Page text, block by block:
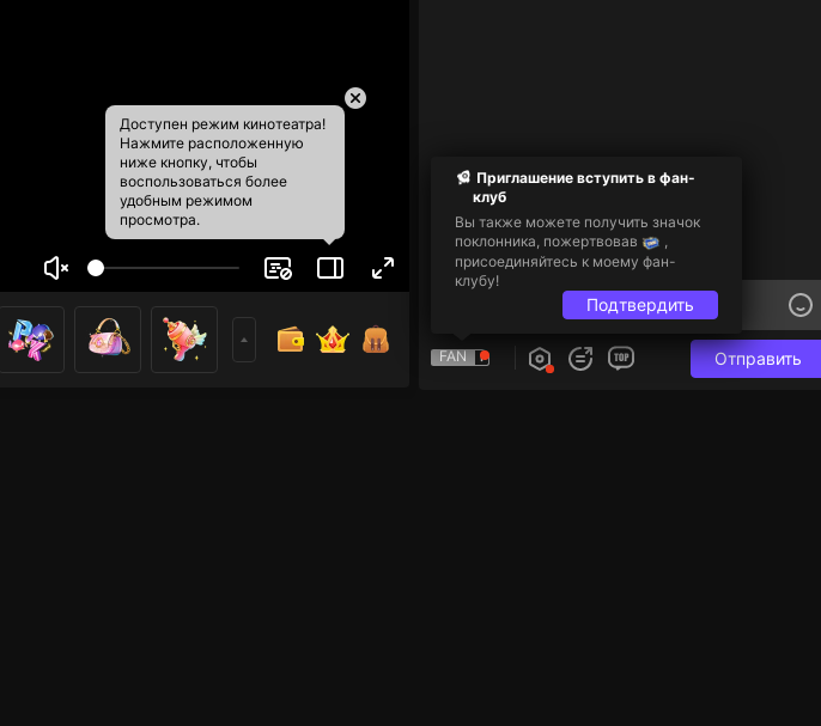
Доступен режим кинотеатра!
Нажмите расположенную
ниже кнопку, чтобы
воспользоваться более
удобным режимом
просмотра.
FAN Отправить
Приглашение вступить в фан-
клуб
Вы также можете получить значок
поклонника, пожертвовав
,
присоединяйтесь к моему фан-
клубу!
Подтвердить